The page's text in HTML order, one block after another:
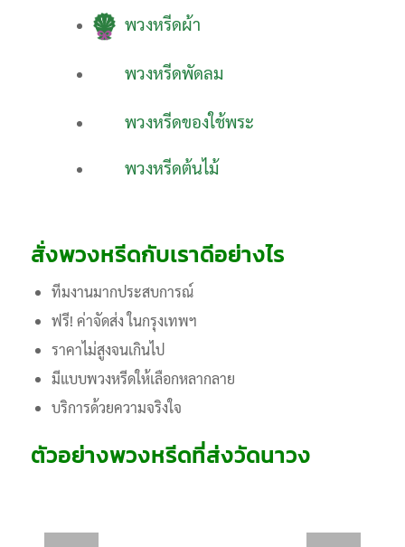
พวงหรีดผ้า
พวงหรีดพัดลม
พวงหรีดของใช้พระ
พวงหรีดต้นไม้
สั่งพวงหรีดกับเราดีอย่างไร
ทีมงานมากประสบการณ์
ฟรี! ค่าจัดส่ง ในกรุงเทพฯ
ราคาไม่สูงจนเกินไป
มีแบบพวงหรีดให้เลือกหลากลาย
บริการด้วยความจริงใจ
ตัวอย่างพวงหรีดที่ส่งวัดนาวง